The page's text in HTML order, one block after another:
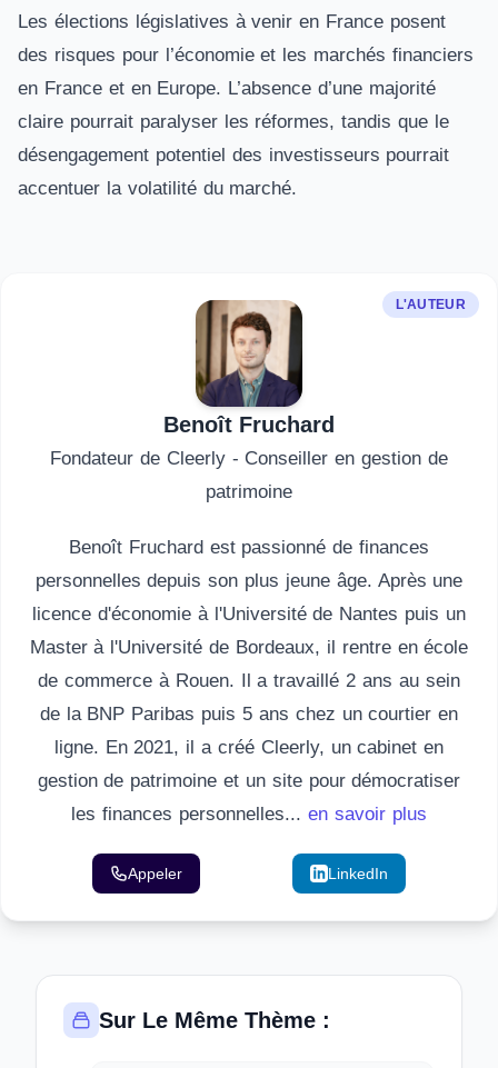
Les élections législatives à venir en France posent
des risques pour l’économie et les marchés financiers
en France et en Europe. L’absence d’une majorité
claire pourrait paralyser les réformes, tandis que le
désengagement potentiel des investisseurs pourrait
accentuer la volatilité du marché.
L'AUTEUR
Benoît Fruchard
Fondateur de Cleerly - Conseiller en gestion de
patrimoine
Benoît Fruchard est passionné de finances
personnelles depuis son plus jeune âge. Après une
licence d'économie à l'Université de Nantes puis un
Master à l'Université de Bordeaux, il rentre en école
de commerce à Rouen. Il a travaillé 2 ans au sein
de la BNP Paribas puis 5 ans chez un courtier en
ligne. En 2021, il a créé Cleerly, un cabinet en
gestion de patrimoine et un site pour démocratiser
les finances personnelles... en savoir plus
Appeler LinkedIn
Sur Le Même Thème :